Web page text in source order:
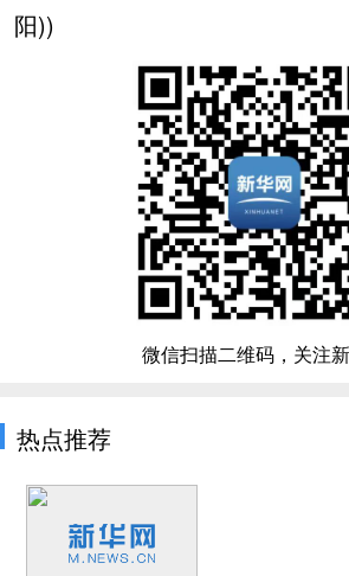
阳))
微信扫描二维码，关注
热点推荐